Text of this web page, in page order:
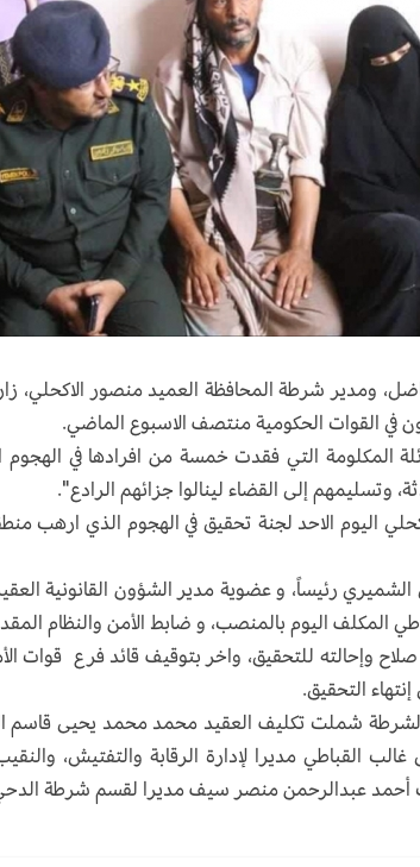
ومدير شرطة المحافظة العميد منصور الاكحلي، زارا
في القوات الحكومية منتصف الاسبوع الماضي.
المكلومة التي فقدت خمسة من افرادها في الهجوم
وتسليمهم إلى القضاء لينالوا جزائهم الرادع".
اليوم الاحد لجنة تحقيق في الهجوم الذي ارهب
رئيساً، و عضوية مدير الشؤون القانونية
المكلف اليوم بالمنصب، و ضابط الأمن والنظام
وإحالته للتحقيق، واخر بتوقيف قائد فرع قوات
التحقيق.
شملت تكليف العقيد محمد محمد يحيى قاسم
القباطي مديرا لإدارة الرقابة والتفتيش،
أحمد عبدالرحمن منصر سيف مديرا لقسم شرطة